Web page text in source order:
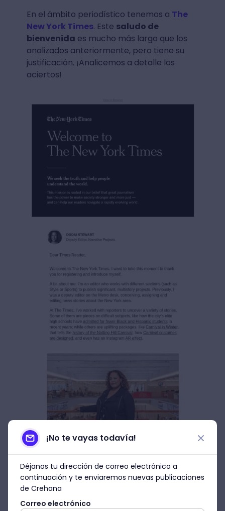
En el ámbito periodístico tenemos a The
New York Times. Este saludo de
bienvenida es mucho más largo que los
analizados anteriormente, pero tiene su
justificación. ¡Analicemos a detalle los
aciertos!
¡No te vayas todavía!
Déjanos tu dirección de correo electrónico a
continuación y te enviaremos nuevas publicaciones
de Crehana
Correo electrónico